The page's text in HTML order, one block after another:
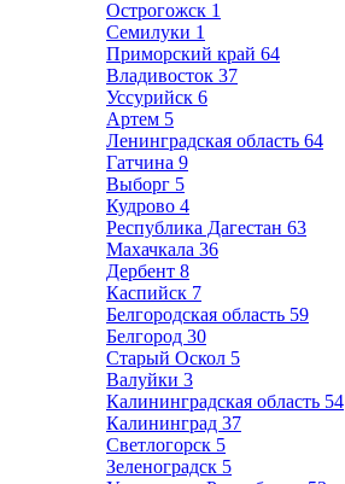
Острогожск 1
Семилуки 1
Приморский край 64
Владивосток 37
Уссурийск 6
Артем 5
Ленинградская область 64
Гатчина 9
Выборг 5
Кудрово 4
Республика Дагестан 63
Махачкала 36
Дербент 8
Каспийск 7
Белгородская область 59
Белгород 30
Старый Оскол 5
Валуйки 3
Калининградская область 54
Калининград 37
Светлогорск 5
Зеленоградск 5